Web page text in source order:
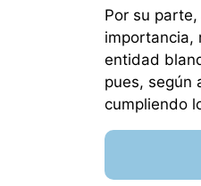
Por su
importancia,
entidad
pues, según
cumpliendo